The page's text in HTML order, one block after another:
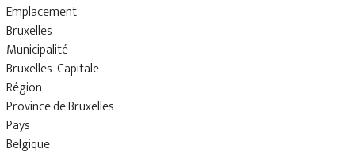
Emplacement
Bruxelles
Municipalité
Bruxelles-Capitale
Région
Province de Bruxelles
Pays
Belgique